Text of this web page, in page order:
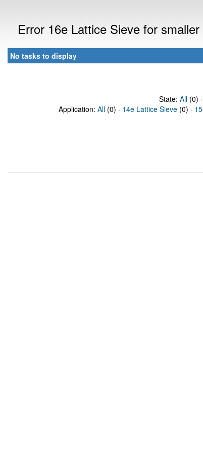
Error 16e Lattice Sieve for
No tasks to display
State: All(0) ·
Application: All (0) · 14e Lattice Sieve (0) ·